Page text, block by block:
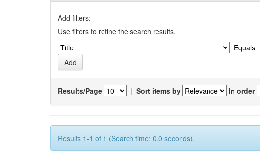
Add filters:
Use filters to refine the search results.
Results/Page | Sort items by In order
Results 1-1 of 1 (Search time: 0.0 seconds).